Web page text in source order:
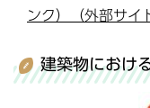
ンク）（外部サイ
建築物におけ